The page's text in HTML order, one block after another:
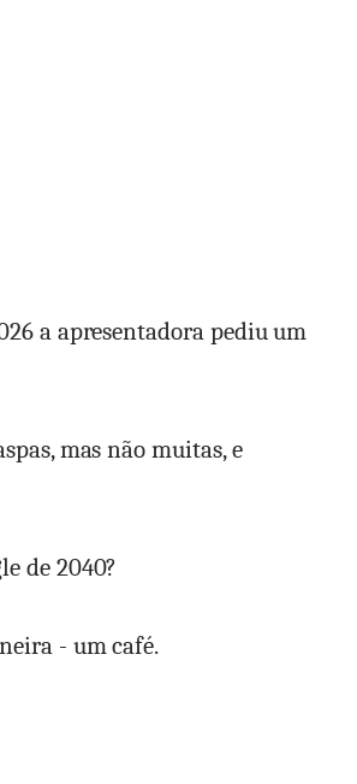
a apresentadora pediu um
mas não muitas, e
de 2040?
- um café.